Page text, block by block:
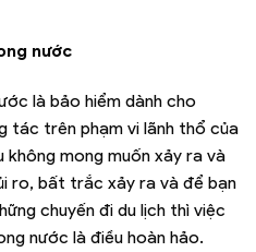
nước
là bảo hiểm dành cho
tác trên phạm vi lãnh thổ của
không mong muốn xảy ra và
ro, bất trắc xảy ra và để bạn
chuyến đi du lịch thì việc
nước là điều hoàn hảo.